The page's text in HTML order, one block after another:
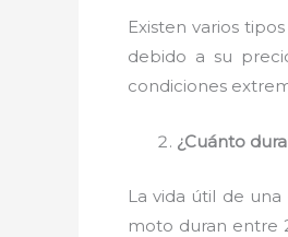
Existen varios
debido a su
condiciones
¿Cuánto
La vida útil de
moto duran entre